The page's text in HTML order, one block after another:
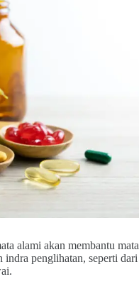
alami akan membantu mata
indra penglihatan, seperti dari